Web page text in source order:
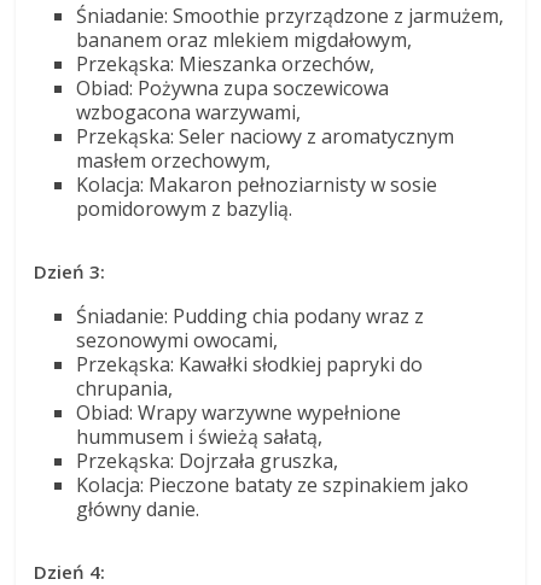
Śniadanie: Smoothie przyrządzone z jarmużem,
bananem oraz mlekiem migdałowym,
Przekąska: Mieszanka orzechów,
Obiad: Pożywna zupa soczewicowa
wzbogacona warzywami,
Przekąska: Seler naciowy z aromatycznym
masłem orzechowym,
Kolacja: Makaron pełnoziarnisty w sosie
pomidorowym z bazylią.
Dzień 3:
Śniadanie: Pudding chia podany wraz z
sezonowymi owocami,
Przekąska: Kawałki słodkiej papryki do
chrupania,
Obiad: Wrapy warzywne wypełnione
hummusem i świeżą sałatą,
Przekąska: Dojrzała gruszka,
Kolacja: Pieczone bataty ze szpinakiem jako
główny danie.
Dzień 4: